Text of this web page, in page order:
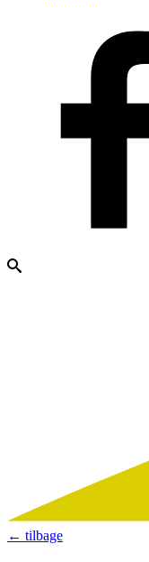
← tilbage